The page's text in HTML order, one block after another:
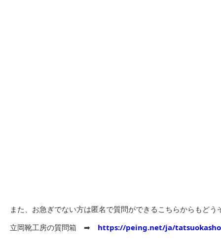
また、お急ぎでない方は匿名で質問ができるこちらからもどう
立岡靴工房の質問箱 ➡︎ https://peing.net/ja/